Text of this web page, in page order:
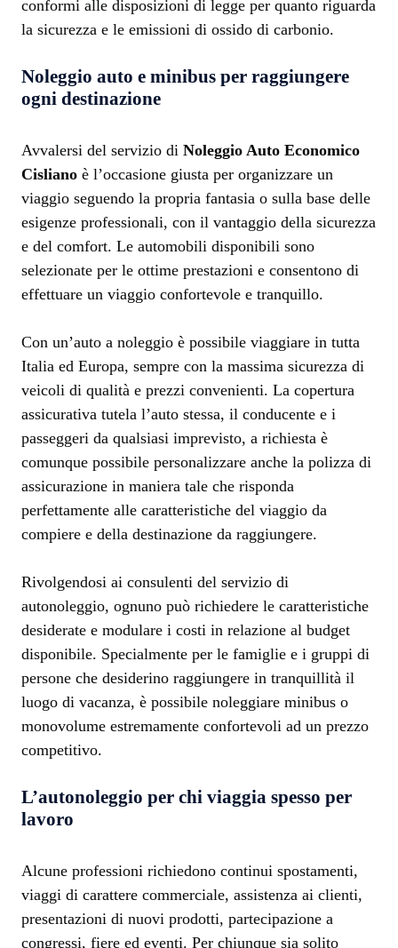
conformi alle disposizioni di legge per quanto riguarda
la sicurezza e le emissioni di ossido di carbonio.
Noleggio auto e minibus per raggiungere
ogni destinazione
Avvalersi del servizio di Noleggio Auto Economico
Cisliano è l’occasione giusta per organizzare un
viaggio seguendo la propria fantasia o sulla base delle
esigenze professionali, con il vantaggio della sicurezza
e del comfort. Le automobili disponibili sono
selezionate per le ottime prestazioni e consentono di
effettuare un viaggio confortevole e tranquillo.
Con un’auto a noleggio è possibile viaggiare in tutta
Italia ed Europa, sempre con la massima sicurezza di
veicoli di qualità e prezzi convenienti. La copertura
assicurativa tutela l’auto stessa, il conducente e i
passeggeri da qualsiasi imprevisto, a richiesta è
comunque possibile personalizzare anche la polizza di
assicurazione in maniera tale che risponda
perfettamente alle caratteristiche del viaggio da
compiere e della destinazione da raggiungere.
Rivolgendosi ai consulenti del servizio di
autonoleggio, ognuno può richiedere le caratteristiche
desiderate e modulare i costi in relazione al budget
disponibile. Specialmente per le famiglie e i gruppi di
persone che desiderino raggiungere in tranquillità il
luogo di vacanza, è possibile noleggiare minibus o
monovolume estremamente confortevoli ad un prezzo
competitivo.
L’autonoleggio per chi viaggia spesso per
lavoro
Alcune professioni richiedono continui spostamenti,
viaggi di carattere commerciale, assistenza ai clienti,
presentazioni di nuovi prodotti, partecipazione a
congressi, fiere ed eventi. Per chiunque sia solito